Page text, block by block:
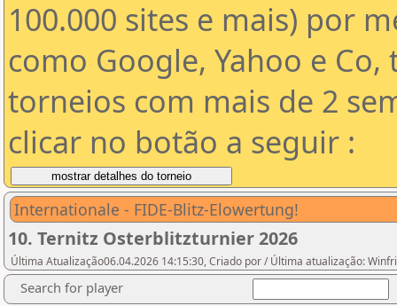
100.000 sites e mais) por
como Google, Yahoo e
torneios com mais de 2
clicar no botão a seguir :
Internationale - FIDE-Blitz-Elowertung!
10. Ternitz Osterblitzturnier 2026
Última Atualização06.04.2026 14:15:30, Criado por / Última atualização:
Search for player